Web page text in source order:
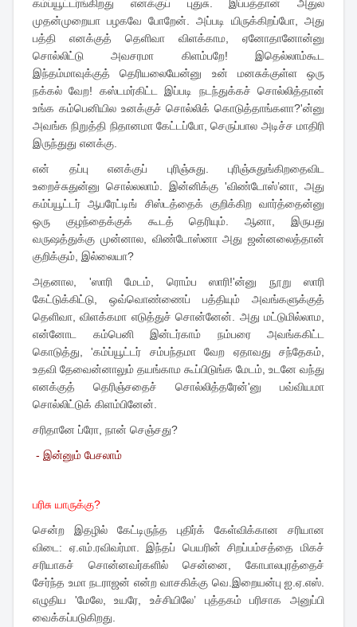
கம்ப்யூட்டர்ங்கிறது எனக்குப் புதுசு. இப்பத்தான் அதுல
முதன்முறையா பழகவே போறேன். அப்படி யிருக்கிறப்போ, அது
பத்தி எனக்குத் தெளிவா விளக்காம, ஏனோதானோன்னு
சொல்லிட்டு அவசரமா கிளம்பறே! இதெல்லாம்கூட
இந்தம்மாவுக்குத் தெரியலையேன்னு உன் மனசுக்குள்ள ஒரு
நக்கல் வேற! கஸ்டமர்கிட்ட இப்படி நடந்துக்கச் சொல்லித்தான்
உங்க கம்பெனியில உனக்குச் சொல்லிக் கொடுத்தாங்களா?'ன்னு
அவங்க நிறுத்தி நிதானமா கேட்டப்போ, செருப்பால அடிச்ச மாதிரி
இருந்துது எனக்கு.
என் தப்பு எனக்குப் புரிஞ்சுது. புரிஞ்சுதுங்கிறதைவிட
உறைச்சுதுன்னு சொல்லலாம். இன்னிக்கு 'விண்டோஸ்’னா, அது
கம்ப்யூட்டர் ஆபரேட்டிங் சிஸ்டத்தைக் குறிக்கிற வார்த்தைன்னு
ஒரு குழந்தைக்குக் கூடத் தெரியும். ஆனா, இருபது
வருஷத்துக்கு முன்னால, விண்டோஸ்னா அது ஜன்னலைத்தான்
குறிக்கும், இல்லையா?
அதனால, 'ஸாரி மேடம், ரொம்ப ஸாரி!'ன்னு நூறு ஸாரி
கேட்டுக்கிட்டு, ஒவ்வொண்ணைப் பத்தியும் அவங்களுக்குத்
தெளிவா, விளக்கமா எடுத்துச் சொன்னேன். அது மட்டுமில்லாம,
என்னோட கம்பெனி இன்டர்காம் நம்பரை அவங்ககிட்ட
கொடுத்து, 'கம்ப்யூட்டர் சம்பந்தமா வேற ஏதாவது சந்தேகம்,
உதவி தேவைன்னாலும் தயங்காம கூப்பிடுங்க மேடம், உடனே வந்து
எனக்குத் தெரிஞ்சதைச் சொல்லித்தரேன்'னு பவ்வியமா
சொல்லிட்டுக் கிளம்பினேன்.
சரிதானே ப்ரோ, நான் செஞ்சது?
- இன்னும் பேசலாம்
பரிசு யாருக்கு?
சென்ற இதழில் கேட்டிருந்த புதிர்க் கேள்விக்கான சரியான
விடை: ஏ.எம்.ரவிவர்மா. இந்தப் பெயரின் சிறப்பம்சத்தை மிகச்
சரியாகச் சொன்னவர்களில் சென்னை, கோபாலபுரத்தைச்
சேர்ந்த உமா நடராஜன் என்ற வாசகிக்கு வெ.இறையன்பு ஐ.ஏ.எஸ்.
எழுதிய 'மேலே, உயரே, உச்சியிலே’ புத்தகம் பரிசாக அனுப்பி
வைக்கப்படுகிறது.